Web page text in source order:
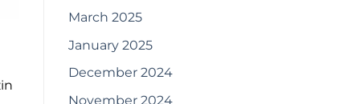
March 2025
January 2025
December 2024
November 2024